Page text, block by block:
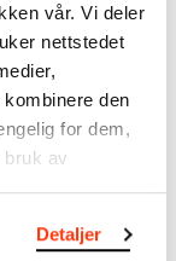
vår. Vi deler
nettstedet
den
for dem,
bruk av
Detaljer